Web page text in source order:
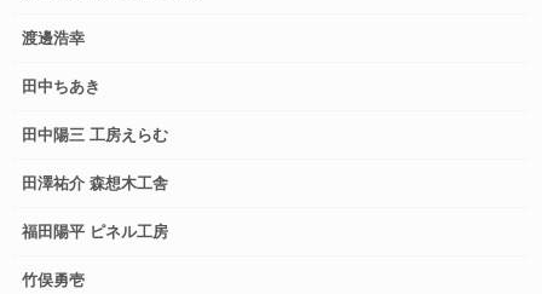
渡邊浩幸
田中ちあき
田中陽三 工房えらむ
田澤祐介 森想木工舎
福田陽平 ピネル工房
竹俣勇壱